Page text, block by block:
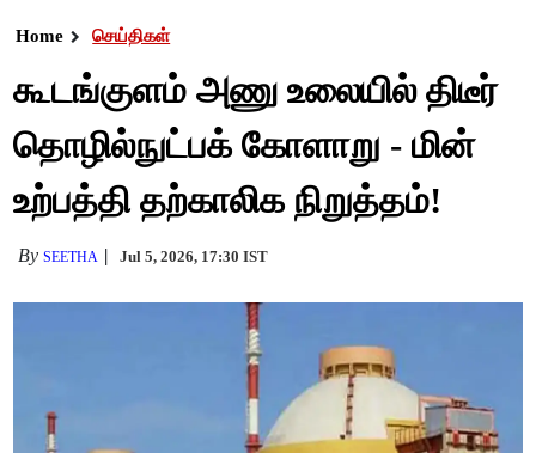
Home செய்திகள்
கூடங்குளம் அணு உலையில் திடீர்
தொழில்நுட்பக் கோளாறு - மின்
உற்பத்தி தற்காலிக நிறுத்தம்!
BySEETHA Jul 5, 2026, 17:30 IST